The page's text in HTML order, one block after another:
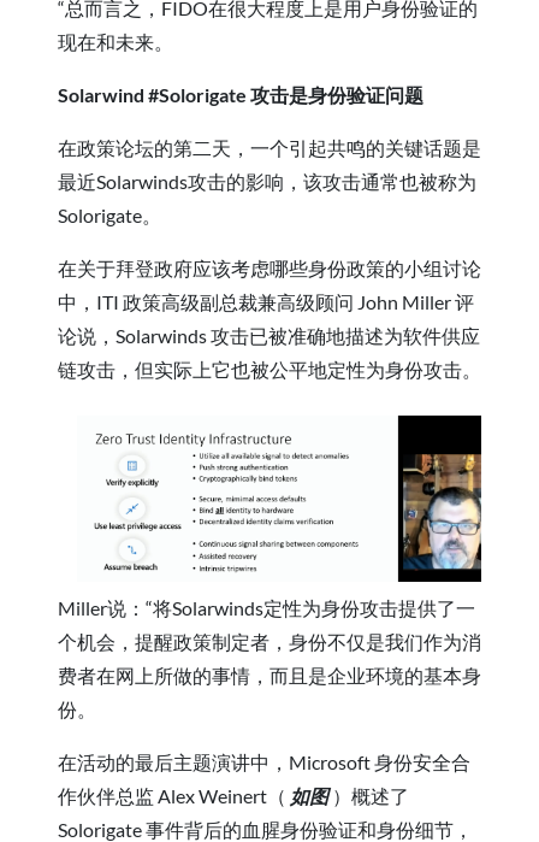
“总而言之，FIDO在很大程度上是用户身份验证的
现在和未来。
Solarwind #Solorigate 攻击是身份验证问题
在政策论坛的第二天，一个引起共鸣的关键话题是
最近Solarwinds攻击的影响，该攻击通常也被称为
Solorigate。
在关于拜登政府应该考虑哪些身份政策的小组讨论
中，ITI 政策高级副总裁兼高级顾问 John Miller 评
论说，Solarwinds 攻击已被准确地描述为软件供应
链攻击，但实际上它也被公平地定性为身份攻击。
Miller说：“将Solarwinds定性为身份攻击提供了一
个机会，提醒政策制定者，身份不仅是我们作为消
费者在网上所做的事情，而且是企业环境的基本身
份。
在活动的最后主题演讲中，Microsoft 身份安全合
作伙伴总监 Alex Weinert（ 如图 ）概述了
Solorigate 事件背后的血腥身份验证和身份细节，